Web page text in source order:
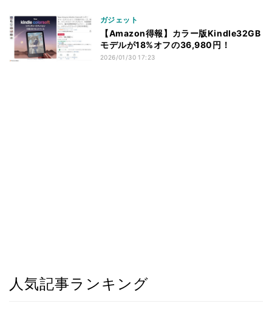
ガジェット
【Amazon得報】カラー版Kindle32GB
モデルが18%オフの36,980円！
2026/01/30 17:23
人気記事ランキング